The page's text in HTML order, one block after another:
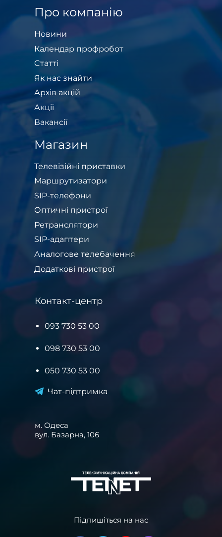
Про компанію
Новини
Календар профробот
Cтатті
Як нас знайти
Архів акцій
Акції
Вакансії
Магазин
Телевізійні приставки
Маршрутизатори
SIP-телефони
Оптичні пристрої
Ретранслятори
SIP-адаптери
Аналогове телебачення
Додаткові пристрої
Контакт-центр
093 730 53 00
098 730 53 00
050 730 53 00
Чат-підтримка
м. Одеса
вул. Базарна, 106
Підпишіться на нас